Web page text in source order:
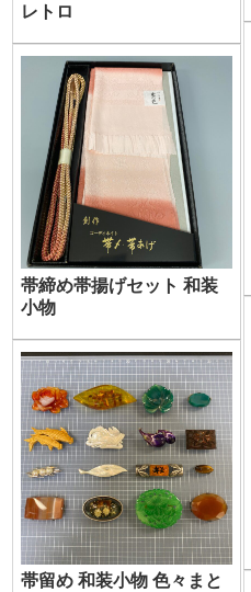
レトロ
帯締め帯揚げセット 和装
小物
帯留め 和装小物 色々まと